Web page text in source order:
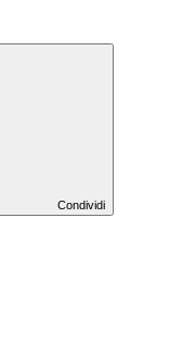
Condividi